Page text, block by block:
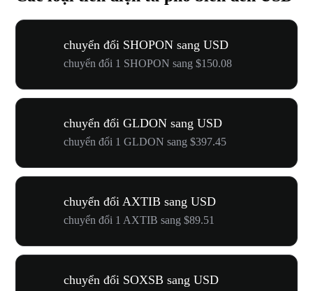
chuyển đổi SHOPON sang USD
chuyển đổi 1 SHOPON sang $150.08
chuyển đổi GLDON sang USD
chuyển đổi 1 GLDON sang $397.45
chuyển đổi AXTIB sang USD
chuyển đổi 1 AXTIB sang $89.51
chuyển đổi SOXSB sang USD